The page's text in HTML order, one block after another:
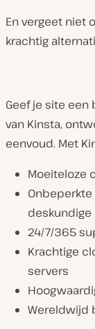
En vergeet niet
krachtig
Geef je site een
van Kinsta,
eenvoud. Met
Moeiteloze
24/7/365
Krachtige
servers
Wereldwijd